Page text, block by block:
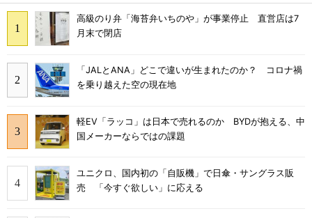
高級のり弁「海苔弁いちのや」が事業停止 直営店は7
月末で閉店
「JALとANA」どこで違いが生まれたのか？ コロナ禍
を乗り越えた空の現在地
軽EV「ラッコ」は日本で売れるのか BYDが抱える、中
国メーカーならではの課題
ユニクロ、国内初の「自販機」で日傘・サングラス販
売 「今すぐ欲しい」に応える